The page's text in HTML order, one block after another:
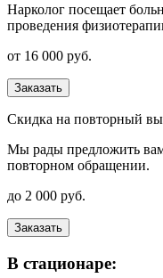
Нарколог посещает
проведения
от 16 000 руб.
Заказать
Скидка на повторный
Мы рады предложить
повторном обращении.
до 2 000 руб.
Заказать
В стационаре: